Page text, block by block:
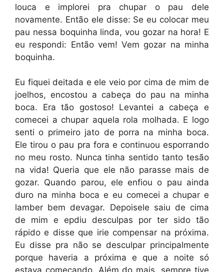
louca e implorei pra chupar o pau dele
novamente. Então ele disse: Se eu colocar meu
pau nessa boquinha linda, vou gozar na hora! E
eu respondi: Então vem! Vem gozar na minha
boquinha.
Eu fiquei deitada e ele veio por cima de mim de
joelhos, encostou a cabeça do pau na minha
boca. Era tão gostoso! Levantei a cabeça e
comecei a chupar aquela rola molhada. E logo
senti o primeiro jato de porra na minha boca.
Ele tirou o pau pra fora e continuou esporrando
no meu rosto. Nunca tinha sentido tanto tesão
na vida! Queria que ele não parasse mais de
gozar. Quando parou, ele enfiou o pau ainda
duro na minha boca e eu comecei a chupar e
lamber bem devagar. Depoisele saiu de cima
de mim e epdiu desculpas por ter sido tão
rápido e disse que irie compensar na próxima.
Eu disse pra não se desculpar principalmente
porque haveria a próxima e que a noite só
estava começando. Além do mais, sempre tive